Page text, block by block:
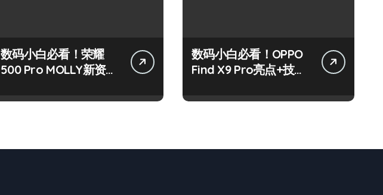
数码小白必看！荣耀
500 Pro MOLLY新资讯
数码小白必看！OPPO
Find X9 Pro亮点+技巧